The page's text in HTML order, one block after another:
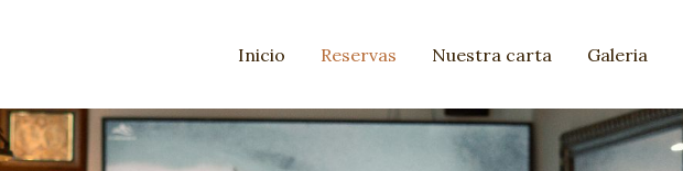
Inicio Reservas Nuestra carta Galeria